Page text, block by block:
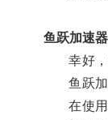
鱼跃加速
幸好，
鱼跃加速
在使用鱼